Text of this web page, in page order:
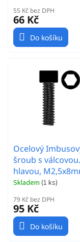
55 Kč bez DPH
66 Kč
Do košíku
Ocelový
šroub s válcovou
hlavou,
ks.
Skladem (1 ks)
79 Kč bez DPH
95 Kč
Do košíku